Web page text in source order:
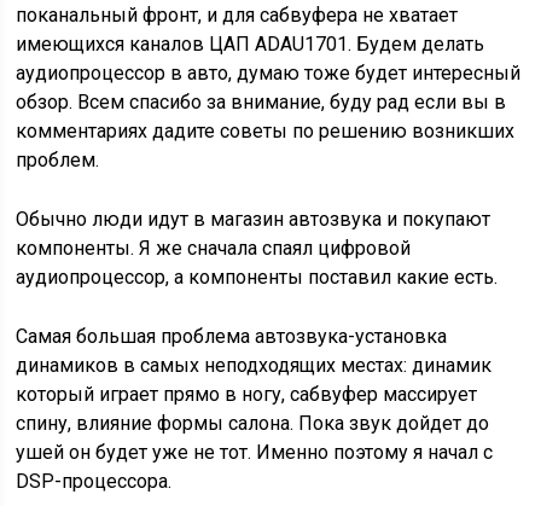
поканальный фронт, и для сабвуфера не хватает
имеющихся каналов ЦАП ADAU1701. Будем делать
аудиопроцессор в авто, думаю тоже будет интересный
обзор. Всем спасибо за внимание, буду рад если вы в
комментариях дадите советы по решению возникших
проблем.
Обычно люди идут в магазин автозвука и покупают
компоненты. Я же сначала спаял цифровой
аудиопроцессор, а компоненты поставил какие есть.
Самая большая проблема автозвука-установка
динамиков в самых неподходящих местах: динамик
который играет прямо в ногу, сабвуфер массирует
спину, влияние формы салона. Пока звук дойдет до
ушей он будет уже не тот. Именно поэтому я начал с
DSP-процессора.